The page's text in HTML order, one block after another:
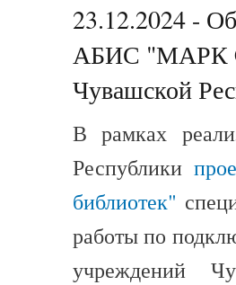
23.12.2024 -
АБИС "МАРК
Чувашской
В рамках
Республики
библиотек"
работы по
учреждений